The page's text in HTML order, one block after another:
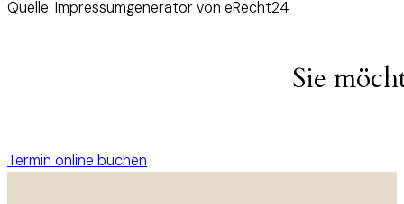
Quelle: Impressumgenerator von eRecht24
Sie
Termin online buchen